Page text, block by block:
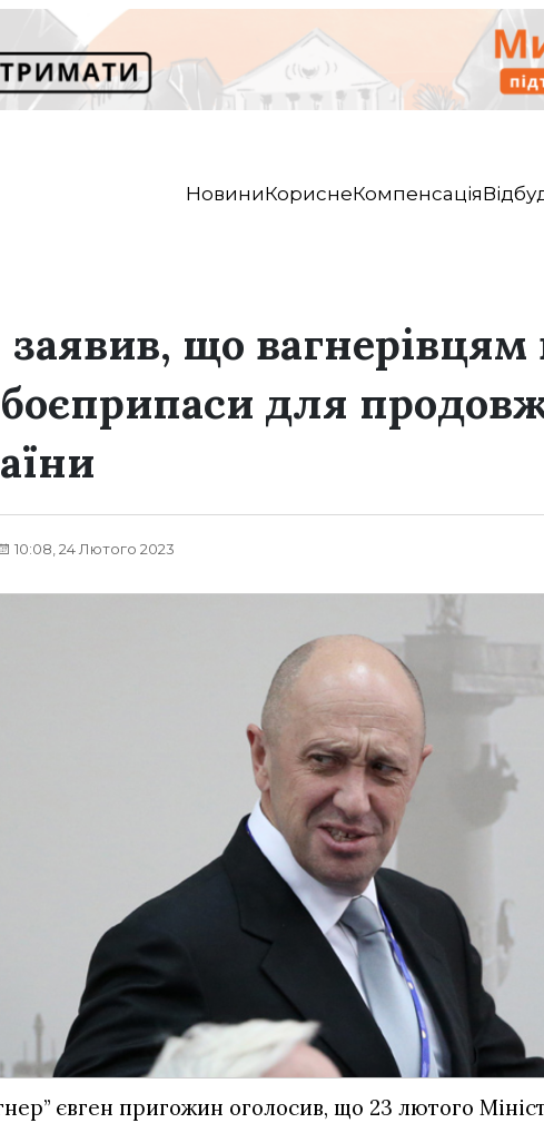
НовиниКориснеКомпенсація
що вагнерівцям
боєприпаси для
10:08, 24 Лютого 2023
євген пригожин оголосив, що 23 лютого